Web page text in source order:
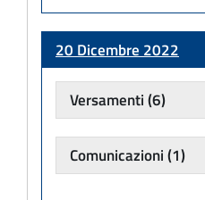
20 Dicembre 2022
Versamenti(6)
Comunicazioni(1)